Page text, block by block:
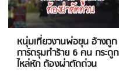
หนุ่มเที่ยวงานพ่อขุน อ้างถูก
การ์ดรุมทำร้าย 6 คน กระดูก
ไหล่หัก ต้องผ่าตัดด่วน